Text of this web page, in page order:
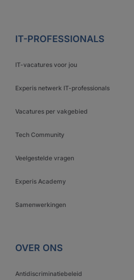
IT-PROFESSIONALS
IT-vacatures voor jou
Experis netwerk IT-professionals
Vacatures per vakgebied
Tech Community
Veelgestelde vragen
Experis Academy
Samenwerkingen
OVER ONS
Antidiscriminatiebeleid